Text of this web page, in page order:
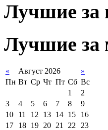
Лучшие за
Лучшие за
« Август 2026
»
Пн Вт Ср Чт Пт Сб Вс
1
2
3
4 5 6 7 8
9
10
11 12 13 14 15
16
17
18 19 20 21 22
23